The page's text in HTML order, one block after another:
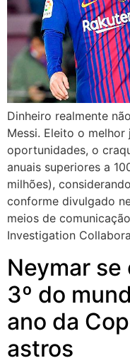
Dinheiro realmente
Messi. Eleito o
oportunidades, o
anuais superiores a
milhões),
conforme divulgado
meios de
Investigation
Neymar
3º do
ano da
astros